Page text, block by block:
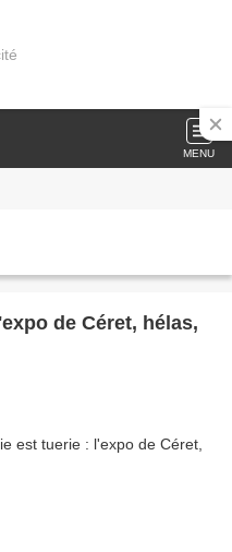
MENU
de Céret, hélas,